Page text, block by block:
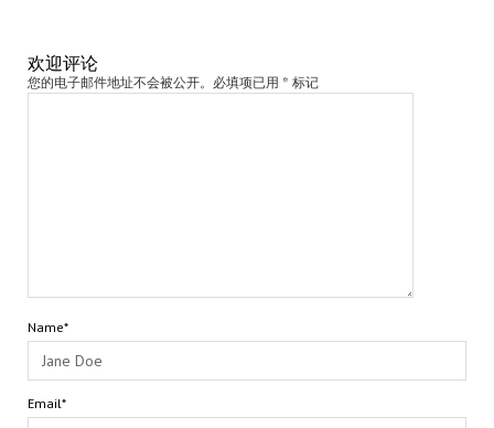
欢迎评论
您的电子邮件地址不会被公开。必填项已用 * 标记
Name*
Email*